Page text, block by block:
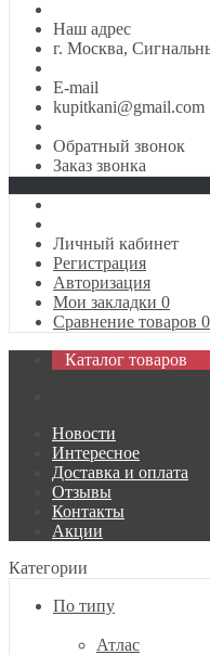
Наш адрес
г. Москва,
E-mail
kupitkani@gmail.com
Обратный звонок
Заказ звонка
Личный кабинет
Регистрация
Авторизация
Мои закладки 0
Сравнение товаров 0
Каталог товаров
Новости
Интересное
Доставка и оплата
Отзывы
Контакты
Акции
Категории
По типу
Атлас